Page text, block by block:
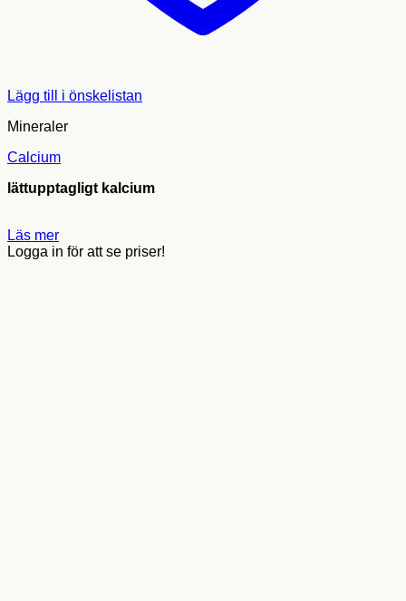
Lägg till i önskelistan
Mineraler
Calcium
lättupptagligt kalcium
Läs mer
Logga in för att se priser!